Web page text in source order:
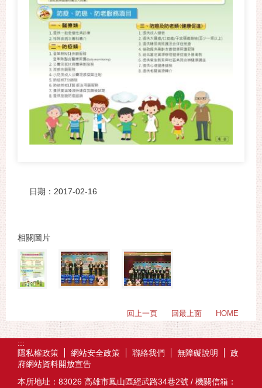
日期：2017-02-16
相關圖片
回上一頁 回最上面 HOME
:::
隱私權政策
網站安全政策 聯絡我們 無障礙說明
政
府網站資料開放宣告
本所地址：83026 高雄市鳳山區經武路34巷2號 / 機關信箱：